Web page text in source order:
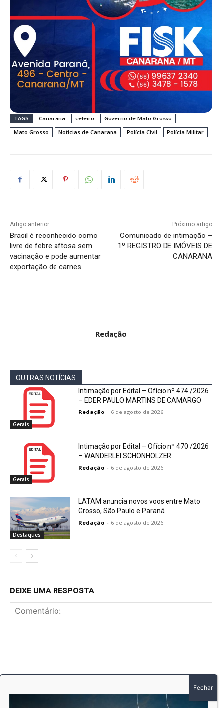
TAGS Canarana celeiro
Governo de Mato Grosso
Mato Grosso
Noticias de Canarana Polícia Civil Polícia Militar
Artigo anterior
Brasil é reconhecido como
livre de febre aftosa sem
vacinação e pode aumentar
exportação de carnes
Próximo artigo
Comunicado de intimação –
1º REGISTRO DE IMÓVEIS DE
CANARANA
Redação
OUTRAS NOTÍCIAS
Gerais
Intimação por Edital – Ofício nº 474 /2026
– EDER PAULO MARTINS DE CAMARGO
Redação - 6 de agosto de 2026
Gerais
Intimação por Edital – Ofício nº 470 /2026
– WANDERLEI SCHONHOLZER
Redação - 6 de agosto de 2026
Destaques
LATAM anuncia novos voos entre Mato
Grosso, São Paulo e Paraná
Redação - 6 de agosto de 2026
DEIXE UMA RESPOSTA